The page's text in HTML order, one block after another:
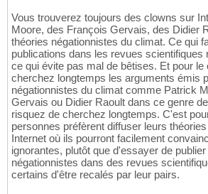
Vous trouverez toujours des clowns sur
Moore, des François Gervais, des Didier
théories négationnistes du climat. Ce qui
publications dans les revues scientifiques
ce qui évite pas mal de bêtises. Et pour le
cherchez longtemps les arguments émis
négationnistes du climat comme Patrick
Gervais ou Didier Raoult dans ce genre
risquez de cherchez longtemps. C'est
personnes préfèrent diffuser leurs
Internet où ils pourront facilement
ignorantes, plutôt que d'essayer de
négationnistes dans des revues
certains d'être recalés par leur pairs.